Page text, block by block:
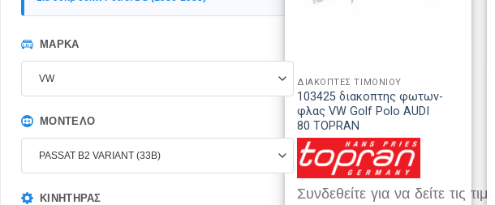
ΜΆΡΚΑ
VW
ΜΟΝΤΈΛΟ
PASSAT B2 VARIANT (33B)
ΚΙΝΗΤΉΡΑΣ
ΔΙΑΚΟΠΤΕΣ ΤΙΜΟΝΙΟΥ
103425 διακοπτης φωτων-
φλας VW Golf Polo AUDI
80 TOPRAN
Συνδεθείτε για να δείτε τις τιμές